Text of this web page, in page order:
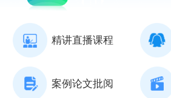
精讲直播课程
案例论文批阅